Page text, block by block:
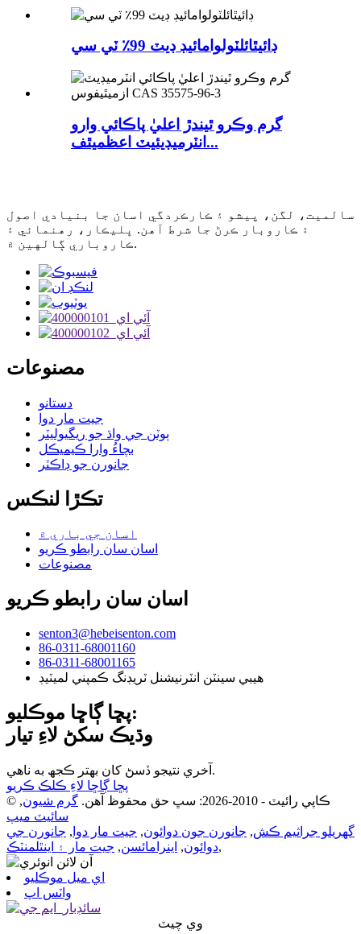
ڊائيٿائلٽولوامائيڊ ڊيٽ 99٪ ٽي سي
گرم وڪرو ٿيندڙ اعليٰ پاڪائي وارو
انٽرميڊيئيٽ اعظميٿف...
سالميت، لگن، پيشو ۽ ڪارڪردگي اسان جا بنيادي اصول
۽ ڪاروبار ڪرڻ جا شرط آهن. ڀليڪار، رهنمائي ۽
ڪاروباري ڳالهين ۾.
مصنوعات
دستانو
جيت مار دوا
ٻوٽن جي واڌ جو ريگيوليٽر
بچاءُ وارا ڪيميڪل
جانورن جو ڊاڪٽر
تڪڙا لنڪس
اسان جي باري ۾
اسان سان رابطو ڪريو
مصنوعات
اسان سان رابطو ڪريو
senton3@hebeisenton.com
86-0311-68001160
86-0311-68001165
هيبي سينٽن انٽرنيشنل ٽريڊنگ ڪمپني لميٽيڊ
پڇا ڳاڇا موڪليو:
وڌيڪ سکڻ لاءِ تيار
آخري نتيجو ڏسڻ کان بهتر ڪجھ به ناهي.
پڇا ڳاڇا لاءِ ڪلڪ ڪريو
© ڪاپي رائيٽ - 2010-2026: سڀ حق محفوظ آهن.
گرم شيون,
سائيٽ ميپ
گهريلو جراثيم ڪش, جانورن جون دوائون, جيت مار دوا , جانورن جي
دوائون, اينرامائسن, جيت مار ۽ اينٿلمنٽڪ ,
اي ميل موڪليو
واٽس اپ
وي چيٽ